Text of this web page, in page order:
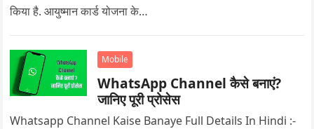
किया है. आयुष्मान कार्ड योजना के…
Mobile
WhatsApp Channel कैसे बनाएं?
जानिए पूरी प्रोसेस
Whatsapp Channel Kaise Banaye Full Details In Hindi :-